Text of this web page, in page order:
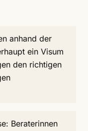
anhand der
ein Visum
den richtigen
Beraterinnen